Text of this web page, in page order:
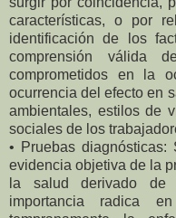
características, o por
identificación de los
comprensión válida
comprometidos en la
ocurrencia del efecto en
ambientales, estilos de
sociales de los
• Pruebas
evidencia objetiva de la
la salud derivado de
importancia radica